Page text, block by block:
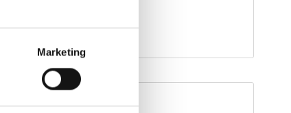
Marketing